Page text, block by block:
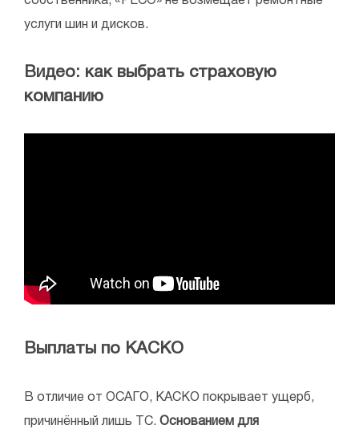
услуги шин и дисков.
Видео: как выбрать страховую
компанию
Выплаты по КАСКО
В отличие от ОСАГО, КАСКО покрывает ущерб,
причинённый лишь ТС. Основанием для